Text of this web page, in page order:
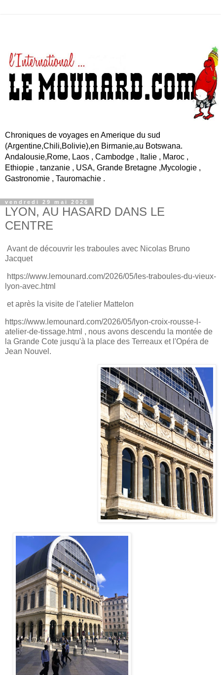
Chroniques de voyages en Amerique du sud
(Argentine,Chili,Bolivie),en Birmanie,au Botswana.
Andalousie,Rome, Laos , Cambodge , Italie , Maroc ,
Ethiopie , tanzanie , USA, Grande Bretagne ,Mycologie ,
Gastronomie , Tauromachie .
vendredi 29 mai 2026
LYON, AU HASARD DANS LE
CENTRE
Avant de découvrir les traboules avec Nicolas Bruno
Jacquet
https://www.lemounard.com/2026/05/les-traboules-du-vieux-
lyon-avec.html
et après la visite de l'atelier Mattelon
https://www.lemounard.com/2026/05/lyon-croix-rousse-l-
atelier-de-tissage.html , nous avons descendu la montée de
la Grande Cote jusqu'à la place des Terreaux et l'Opéra de
Jean Nouvel.